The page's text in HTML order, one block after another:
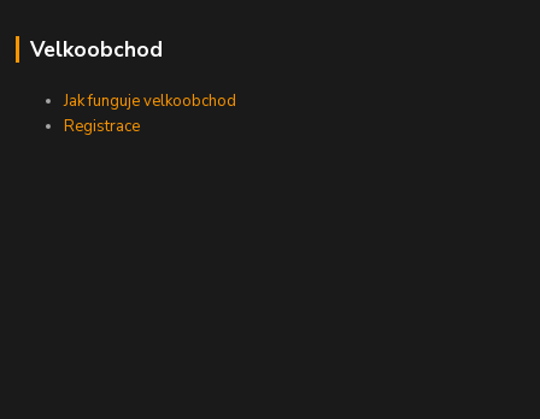
Velkoobchod
Jak funguje velkoobchod
Registrace